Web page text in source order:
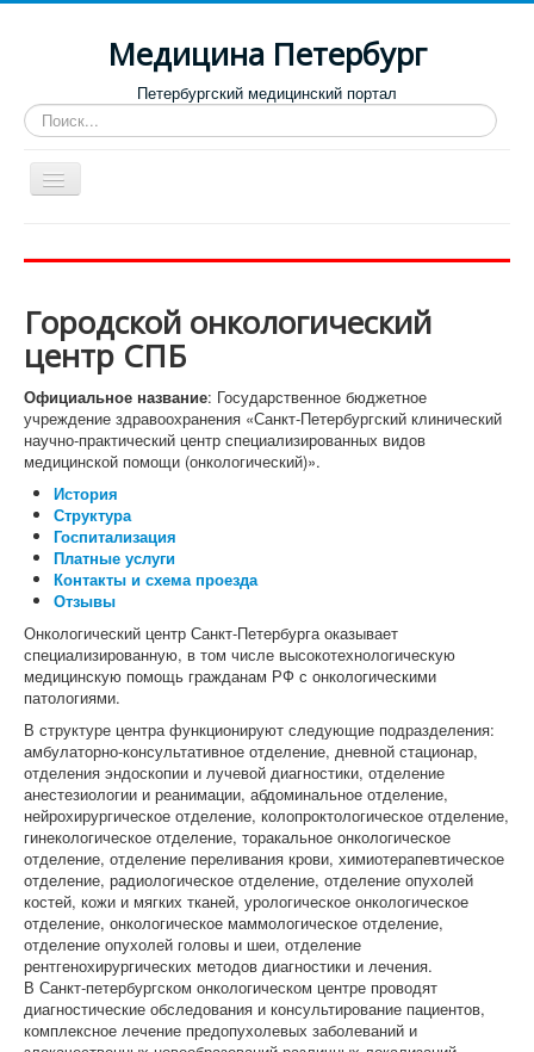
Медицина Петербург
Петербургский медицинский портал
Искать...
Toggle
Navigation
Роддома и женские консультации
Диспансеры
Лучшие клиники по направлениям
Отзывы о медицинских учреждениях
Городской онкологический
центр СПБ
Официальное название: Государственное бюджетное
учреждение здравоохранения «Санкт-Петербургский клинический
научно-практический центр специализированных видов
медицинской помощи (онкологический)».
История
Структура
Госпитализация
Платные услуги
Контакты и схема проезда
Отзывы
Онкологический центр Санкт-Петербурга оказывает
специализированную, в том числе высокотехнологическую
медицинскую помощь гражданам РФ с онкологическими
патологиями.
В структуре центра функционируют следующие подразделения:
амбулаторно-консультативное отделение, дневной стационар,
отделения эндоскопии и лучевой диагностики, отделение
анестезиологии и реанимации, абдоминальное отделение,
нейрохирургическое отделение, колопроктологическое отделение,
гинекологическое отделение, торакальное онкологическое
отделение, отделение переливания крови, химиотерапевтическое
отделение, радиологическое отделение, отделение опухолей
костей, кожи и мягких тканей, урологическое онкологическое
отделение, онкологическое маммологическое отделение,
отделение опухолей головы и шеи, отделение
рентгенохирургических методов диагностики и лечения.
В Санкт-петербургском онкологическом центре проводят
диагностические обследования и консультирование пациентов,
комплексное лечение предопухолевых заболеваний и